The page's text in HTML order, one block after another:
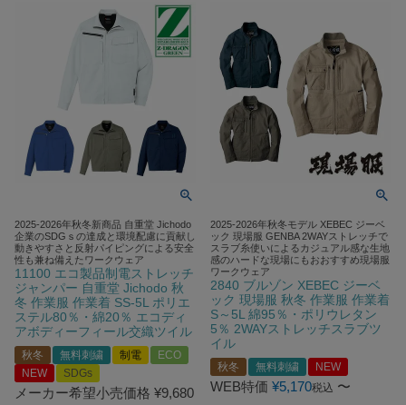
2025-2026年秋冬新商品 自重堂 Jichodo
企業のSDGｓの達成と環境配慮に貢献し
動きやすさと反射パイピングによる安全
性も兼ね備えたワークウェア
11100 エコ製品制電ストレッチ
ジャンパー 自重堂 Jichodo 秋
冬 作業服 作業着 SS-5L ポリエ
ステル80％・綿20％ エコディ
アボディーフィール交織ツイル
秋冬 無料刺繍 制電
ECO
NEW
SDGs
メーカー希望小売価格 ¥9,680
2025-2026年秋冬モデル XEBEC ジーベ
ック 現場服 GENBA 2WAYストレッチで
スラブ糸使いによるカジュアル感な生地
感のハードな現場にもおおすすめ現場服
ワークウェア
2840 ブルゾン XEBEC ジーベ
ック 現場服 秋冬 作業服 作業着
S～5L 綿95％・ポリウレタン
5％ 2WAYストレッチスラブツ
イル
秋冬 無料刺繍 NEW
WEB特価 ¥5,170税込 〜